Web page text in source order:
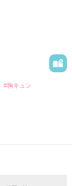
#胸キュン